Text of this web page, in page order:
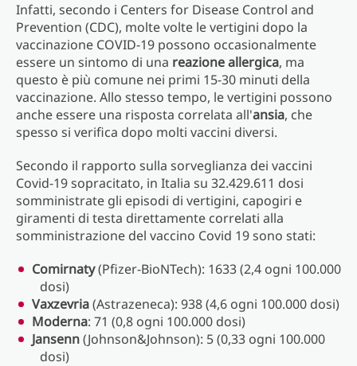
Infatti, secondo i Centers for Disease Control and
Prevention (CDC), molte volte le vertigini dopo la
vaccinazione COVID-19 possono occasionalmente
essere un sintomo di una reazione allergica, ma
questo è più comune nei primi 15-30 minuti della
vaccinazione. Allo stesso tempo, le vertigini possono
anche essere una risposta correlata all'ansia, che
spesso si verifica dopo molti vaccini diversi.
Secondo il rapporto sulla sorveglianza dei vaccini
Covid-19 sopracitato, in Italia su 32.429.611 dosi
somministrate gli episodi di vertigini, capogiri e
giramenti di testa direttamente correlati alla
somministrazione del vaccino Covid 19 sono stati:
Comirnaty(Pfizer-BioNTech): 1633 (2,4 ogni 100.000
dosi)
Vaxzevria(Astrazeneca): 938 (4,6 ogni 100.000 dosi)
Moderna: 71 (0,8 ogni 100.000 dosi)
Jansenn(Johnson&Johnson): 5 (0,33 ogni 100.000
dosi)